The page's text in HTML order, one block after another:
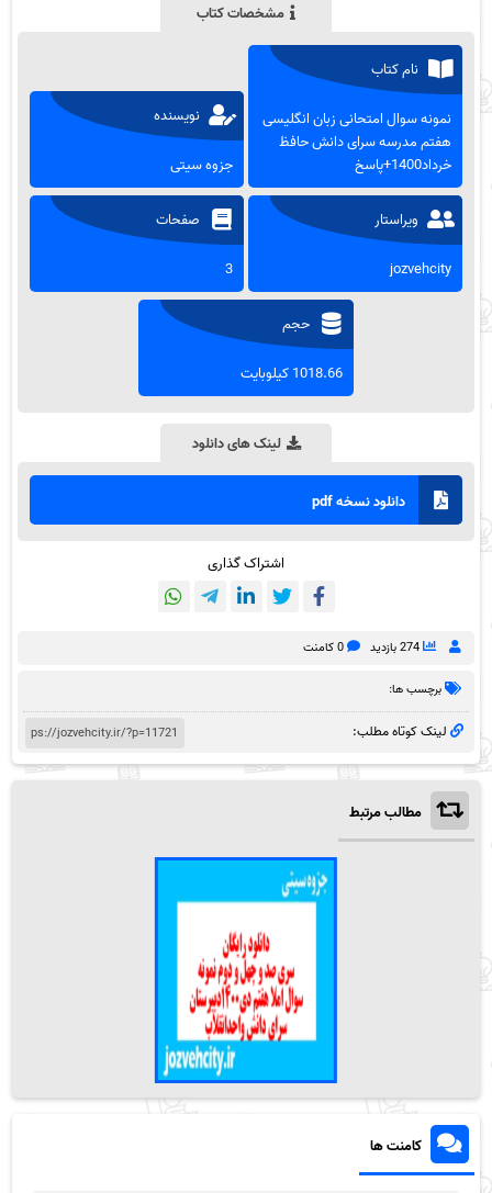
مشخصات کتاب
نام کتاب
نمونه سوال امتحانی زبان انگلیسی
هفتم مدرسه سرای دانش حافظ
خرداد1400+پاسخ
نویسنده
جزوه سیتی
ویراستار
jozvehcity
صفحات
3
حجم
1018.66 کیلوبایت
لینک های دانلود
دانلود نسخه pdf
اشتراک گذاری
274 بازدید 0 کامنت
برچسب ها:
لینک کوتاه مطلب:
مطالب مرتبط
کامنت ها